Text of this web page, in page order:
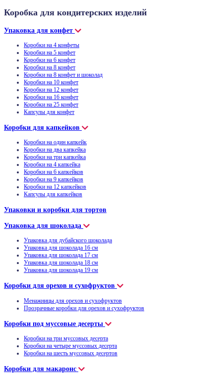
Коробка для кондитерских изделий
Упаковка для конфет
Коробки на 4 конфеты
Коробки на 5 конфет
Коробки на 6 конфет
Коробки на 8 конфет
Коробки на 8 конфет и шоколад
Коробки на 10 конфет
Коробки на 12 конфет
Коробки на 16 конфет
Коробки на 25 конфет
Капсулы для конфет
Коробки для капкейков
Коробки на один капкейк
Коробки на два капкейка
Коробки на три капкейка
Коробки на 4 капкейка
Коробки на 6 капкейков
Коробки на 9 капкейков
Коробки на 12 капкейков
Капсулы для капкейков
Упаковки и коробки для тортов
Упаковка для шоколада
Упаковка для дубайского шоколада
Упаковка для шоколада 16 см
Упаковка для шоколада 17 см
Упаковка для шоколада 18 см
Упаковка для шоколада 19 см
Коробки для орехов и сухофруктов
Менажницы для орехов и сухофруктов
Прозрачные коробки для орехов и сухофруктов
Коробки под муссовые десерты
Коробки на три муссовых десерта
Коробки на четыре муссовых десерта
Коробки на шесть муссовых десертов
Коробки для макаронс